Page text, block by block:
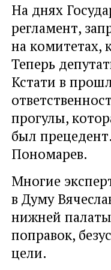
На днях
регламент,
на комитетах,
Теперь
Кстати в
прогулы,
был
Пономарев.
Многие
в Думу
нижней
поправок,
цели.